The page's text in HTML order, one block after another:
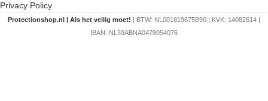
Privacy Policy
Protectionshop.nl | Als het veilig moet! | BTW: NL001819675B90 | KVK: 14082614 |
IBAN: NL39ABNA0478054076